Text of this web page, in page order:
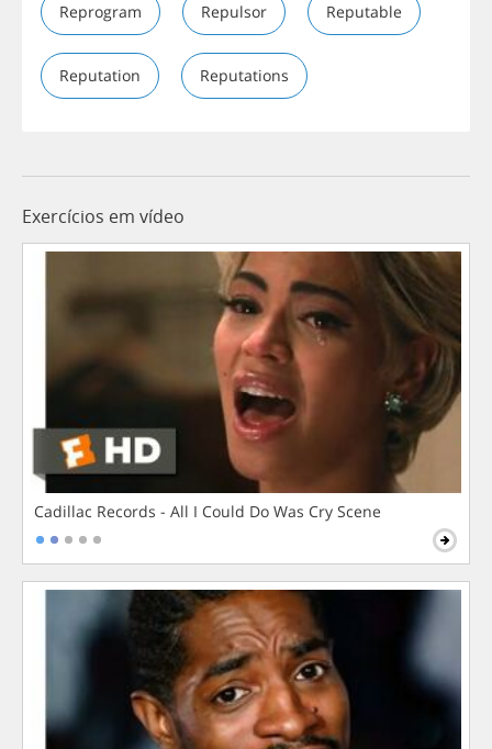
Reprogram Repulsor Reputable
Reputation Reputations
Exercícios em vídeo
Cadillac Records - All I Could Do Was Cry Scene